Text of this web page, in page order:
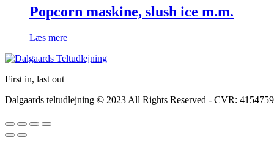
Popcorn maskine, slush ice m.m.
Læs mere
First in, last out
Dalgaards teltudlejning © 2023 All Rights Reserved - CVR: